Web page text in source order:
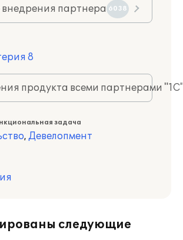
внедрения партнера 6038
8
продукта всеми партнерами
задача
, Девелопмент
следующие